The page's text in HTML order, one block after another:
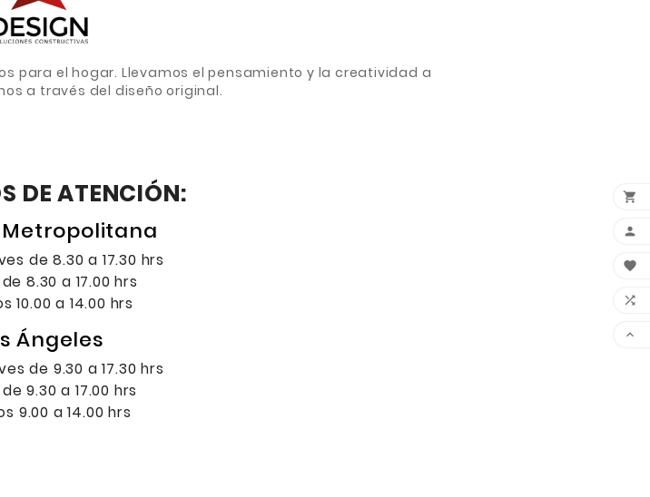
para el hogar. Llevamos el pensamiento y la creatividad a
a través del diseño original.
DE ATENCIÓN:
Metropolitana
de 8.30 a 17.30 hrs
8.30 a 17.00 hrs
10.00 a 14.00 hrs
Ángeles
de 9.30 a 17.30 hrs
9.30 a 17.00 hrs
9.00 a 14.00 hrs




